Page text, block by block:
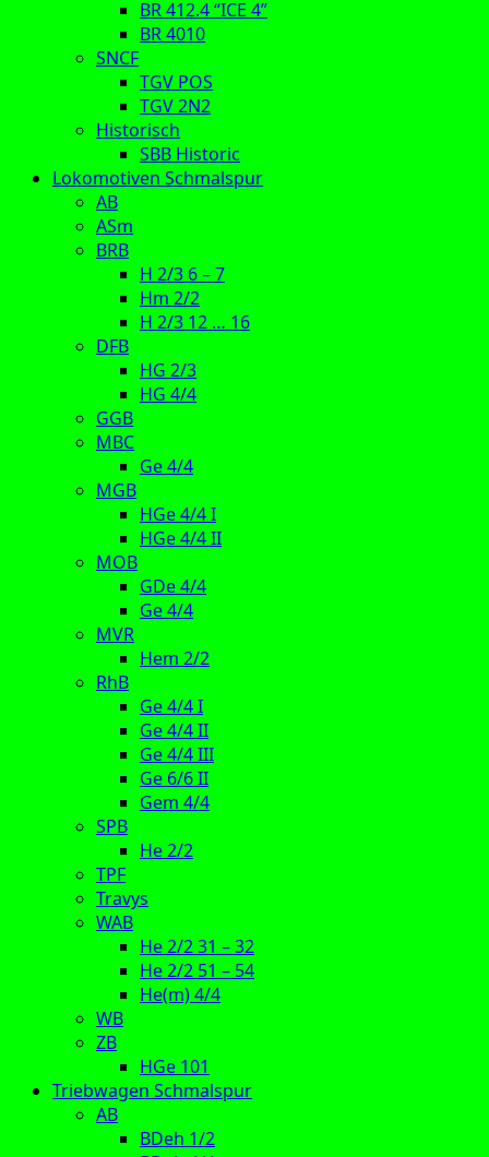
BR 412.4 “ICE 4”
BR 4010
SNCF
TGV POS
TGV 2N2
Historisch
SBB Historic
Lokomotiven Schmalspur
AB
ASm
BRB
H 2/3 6 – 7
Hm 2/2
H 2/3 12 … 16
DFB
HG 2/3
HG 4/4
GGB
MBC
Ge 4/4
MGB
HGe 4/4 I
HGe 4/4 II
MOB
GDe 4/4
Ge 4/4
MVR
Hem 2/2
RhB
Ge 4/4 I
Ge 4/4 II
Ge 4/4 III
Ge 6/6 II
Gem 4/4
SPB
He 2/2
TPF
Travys
WAB
He 2/2 31 – 32
He 2/2 51 – 54
He(m) 4/4
WB
ZB
HGe 101
Triebwagen Schmalspur
AB
BDeh 1/2